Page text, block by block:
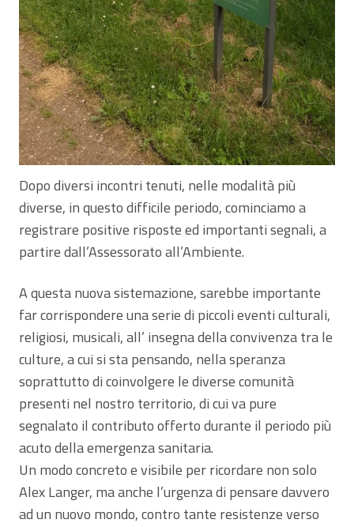
Dopo diversi incontri tenuti, nelle modalità più
diverse, in questo difficile periodo, cominciamo a
registrare positive risposte ed importanti segnali, a
partire dall’Assessorato all’Ambiente.
A questa nuova sistemazione, sarebbe importante
far corrispondere una serie di piccoli eventi culturali,
religiosi, musicali, all’ insegna della convivenza tra le
culture, a cui si sta pensando, nella speranza
soprattutto di coinvolgere le diverse comunità
presenti nel nostro territorio, di cui va pure
segnalato il contributo offerto durante il periodo più
acuto della emergenza sanitaria.
Un modo concreto e visibile per ricordare non solo
Alex Langer, ma anche l’urgenza di pensare davvero
ad un nuovo mondo, contro tante resistenze verso